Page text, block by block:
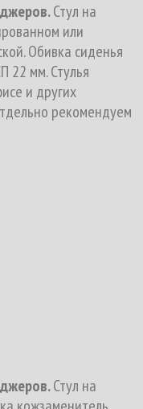
Стул на
или
Обивка сиденья
22 мм. Стулья
и других
рекомендуем
Стул на